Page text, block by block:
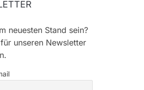
neuesten Stand sein?
unseren Newsletter